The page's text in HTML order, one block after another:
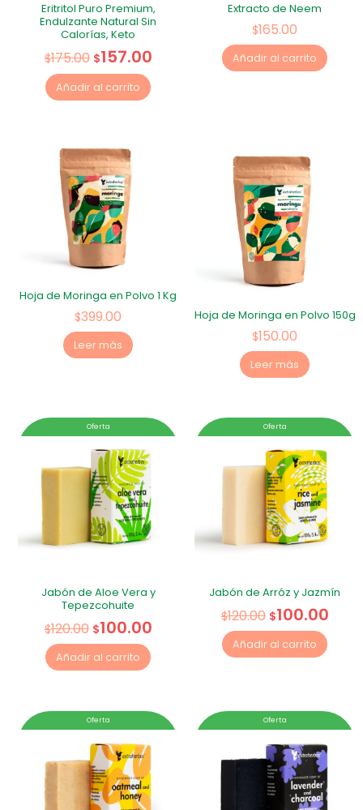
Eritritol Puro Premium,
Endulzante Natural Sin
Calorías, Keto
$175.00 $157.00
Añadir al carrito
Extracto de Neem
$165.00
Añadir al carrito
Hoja de Moringa en Polvo 1 Kg
$399.00
Leer más
Hoja de Moringa en Polvo 150g
$150.00
Leer más
Oferta
Jabón de Aloe Vera y
Tepezcohuite
$120.00 $100.00
Añadir al carrito
Oferta
Jabón de Arróz y Jazmín
$120.00 $100.00
Añadir al carrito
Oferta Oferta